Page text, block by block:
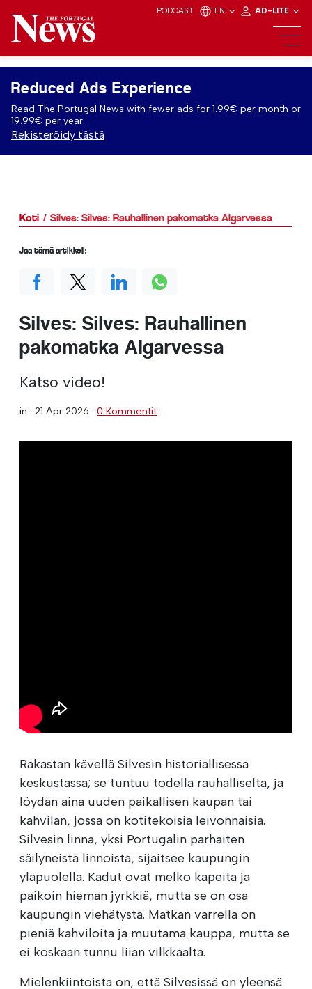
PODCAST EN AD-LITE
Reduced Ads Experience
Read The Portugal News with fewer ads for 1.99€ per month or
19.99€ per year.
Rekisteröidy tästä
Koti Silves: Silves: Rauhallinen pakomatka Algarvessa
Silves: Silves: Rauhallinen
pakomatka Algarvessa
Katso video!
in · 21 Apr 2026 · 0 Kommentit
Rakastan kävellä Silvesin historiallisessa
keskustassa; se tuntuu todella rauhalliselta, ja
löydän aina uuden paikallisen kaupan tai
kahvilan, jossa on kotitekoisia leivonnaisia.
Silvesin linna, yksi Portugalin parhaiten
säilyneistä linnoista, sijaitsee kaupungin
yläpuolella. Kadut ovat melko kapeita ja
paikoin hieman jyrkkiä, mutta se on osa
kaupungin viehätystä. Matkan varrella on
pieniä kahviloita ja muutama kauppa, mutta se
ei koskaan tunnu liian vilkkaalta.
Mielenkiintoista on, että Silvesissä on yleensä
Jaa tämä artikkeli: